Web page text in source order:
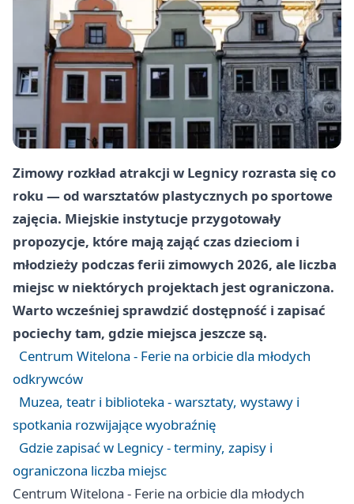
Zimowy rozkład atrakcji w Legnicy rozrasta się co
roku — od warsztatów plastycznych po sportowe
zajęcia. Miejskie instytucje przygotowały
propozycje, które mają zająć czas dzieciom i
młodzieży podczas ferii zimowych 2026, ale liczba
miejsc w niektórych projektach jest ograniczona.
Warto wcześniej sprawdzić dostępność i zapisać
pociechy tam, gdzie miejsca jeszcze są.
Centrum Witelona - Ferie na orbicie dla młodych
odkrywców
Muzea, teatr i biblioteka - warsztaty, wystawy i
spotkania rozwijające wyobraźnię
Gdzie zapisać w Legnicy - terminy, zapisy i
ograniczona liczba miejsc
Centrum Witelona - Ferie na orbicie dla młodych